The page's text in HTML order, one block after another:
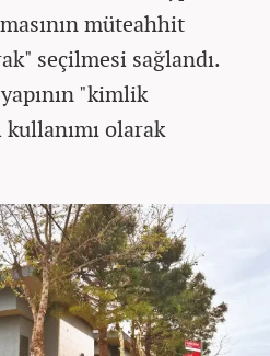
müteahhit
seçilmesi sağlandı.
"kimlik
kullanımı olarak